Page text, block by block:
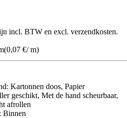
incl. BTW en excl. verzendkosten.
(0,07 €/ m)
: Kartonnen doos, Papier
geschikt, Met de hand scheurbaar,
afrollen
: Binnen